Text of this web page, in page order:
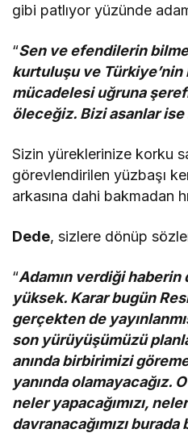
gibi patlıyor yüzünde
“Sen ve efendilerin
kurtuluşu ve Türkiye’nin
mücadelesi uğruna
öleceğiz. Bizi asanlar
Sizin yüreklerinize korku
görevlendirilen yüzbaşı
arkasına dahi bakmadan
Dede, sizlere dönüp
“Adamın verdiği
yüksek. Karar bugün
gerçekten de
son yürüyüşümüzü
anında birbirimizi
yanında olamayacağız.
neler yapacağımızı,
davranacağımızı